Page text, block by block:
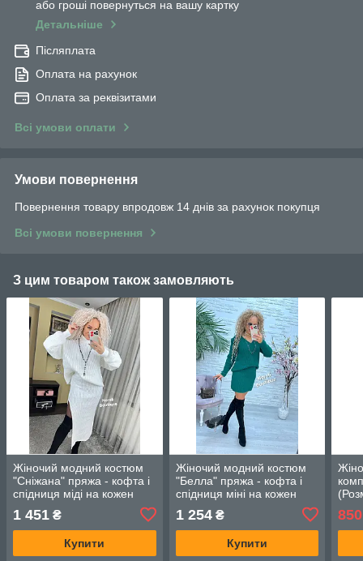
або гроші повернуться на вашу картку
Детальніше
Післяплата
Оплата на рахунок
Оплата за реквізитами
Всі умови оплати
Умови повернення
Повернення товару впродовж 14 днів за рахунок покупця
Всі умови повернення
З цим товаром також замовляють
Жіночий модний костюм
"Сніжана" пряжа - кофта і
спідниця міді на кожен
Молоко
1 451 ₴
Купити
Жіночий модний костюм
"Белла" пряжа - кофта і
спідниця міні на кожен
Трава
1 254₴
Купити